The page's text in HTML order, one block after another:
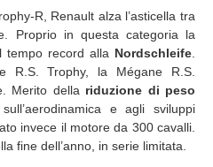
R, Renault alza l’asticella tra
Proprio in questa categoria la
tempo record alla Nordschleife
R.S. Trophy, la Mégane R.S.
Merito della riduzione di peso
e agli sviluppi
invece il motore da 300 cavalli.
fine dell’anno, in serie limitata.